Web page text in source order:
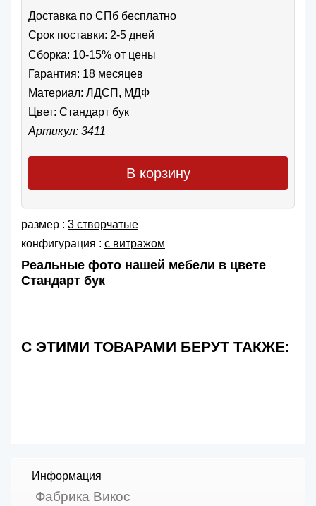
Доставка по СПб бесплатно
Срок поставки: 2-5 дней
Сборка: 10-15% от цены
Гарантия: 18 месяцев
Материал: ЛДСП, МДФ
Цвет: Стандарт бук
Артикул: 3411
В корзину
размер : 3 створчатые
конфигурация : с витражом
Реальные фото нашей мебели в цвете
Стандарт бук
С ЭТИМИ ТОВАРАМИ БЕРУТ ТАКЖЕ:
Информация
Фабрика Викос